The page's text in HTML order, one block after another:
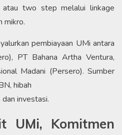
two step melalui linkage
mikro.
pembiayaan UMi antara
PT Bahana Artha Ventura,
Madani (Persero). Sumber
hibah
investasi.
UMi, Komitmen